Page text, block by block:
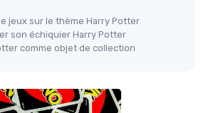
jeux sur le thème Harry Potter
son échiquier Harry Potter
comme objet de collection